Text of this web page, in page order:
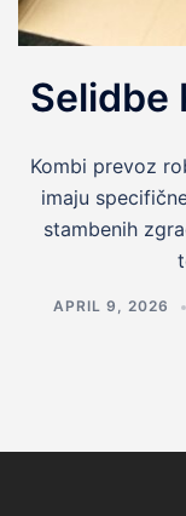
Selidbe
Kombi prevoz
imaju
stambenih
APRIL 9, 2026